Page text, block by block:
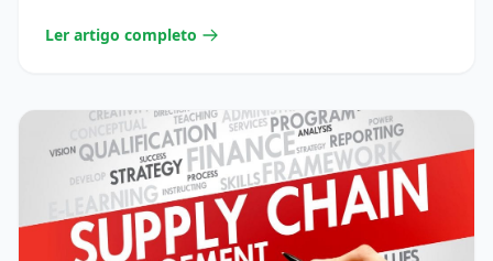
Ler artigo completo